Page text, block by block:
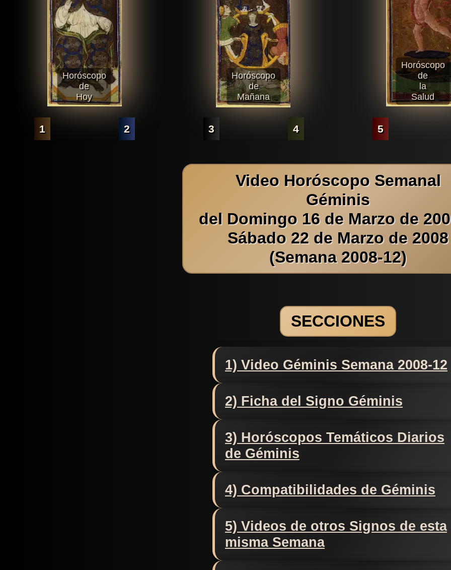
Horóscopo
de
Hoy
Horóscopo
de
Mañana
Horóscopo
de
la
Salud
1 2 3 4 5
Video Horóscopo Semanal
Géminis
del Domingo 16 de Marzo de
Sábado 22 de Marzo de 2008
(Semana 2008-12)
SECCIONES
1) Video Géminis Semana 2008-12
2) Ficha del Signo Géminis
3) Horóscopos Temáticos Diarios
de Géminis
4) Compatibilidades de Géminis
5) Videos de otros Signos de esta
misma Semana